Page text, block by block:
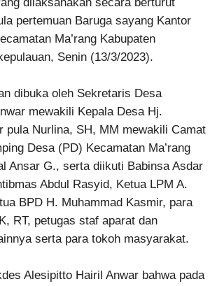
pertemuan Baruga sayang Kantor
Ma’rang Kabupaten
Senin (13/3/2023).
dibuka oleh Sekretaris Desa
mewakili Kepala Desa Hj.
pula Nurlina, SH, MM mewakili Camat
Desa (PD) Kecamatan Ma’rang
Ansar G., serta diikuti Babinsa Asdar
Abdul Rasyid, Ketua LPM A.
BPD H. Muhammad Kasmir, para
RT, petugas staf aparat dan
serta para tokoh masyarakat.
Alesipitto Hairil Anwar bahwa pada